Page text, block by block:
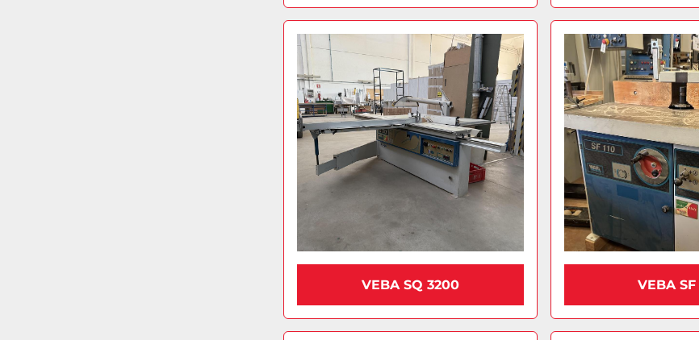
VEBA SQ 3200 VEBA SF